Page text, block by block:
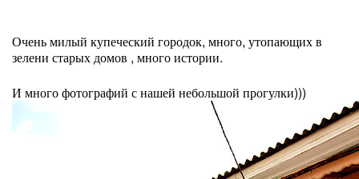
Очень милый купеческий городок, много, утопающих в
зелени старых домов , много истории.
И много фотографий с нашей небольшой прогулки)))